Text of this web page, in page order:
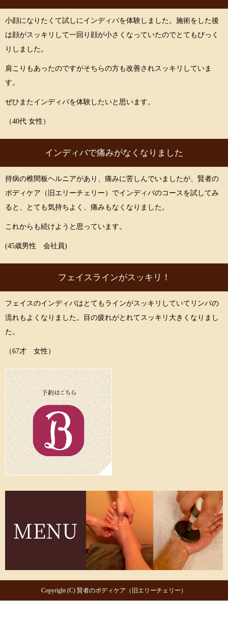
小顔になりたくて試しにインディバを体験しました。施術をした後
は顔がスッキリして一回り顔が小さくなっていたのでとてもびっく
りしました。
肩こりもあったのですがそちらの方も改善されスッキリしていま
す。
ぜひまたインディバを体験したいと思います。
（40代 女性）
インディバで痛みがなくなりました
持病の椎間板ヘルニアがあり、痛みに苦しんでいましたが、賢者の
ボディケア（旧エリーチェリー）でインディバのコースを試してみ
ると、とても気持ちよく、痛みもなくなりました。
これからも続けようと思っています。
(45歳男性 会社員)
フェイスラインがスッキリ！
フェイスのインディバはとてもラインがスッキリしていてリンパの
流れもよくなりました。目の疲れがとれてスッキリ大きくなりまし
た。
（67才 女性）
Copyright (C) 賢者のボディケア（旧エリーチェリー）